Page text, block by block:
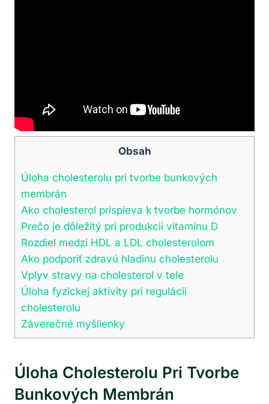
Obsah
Úloha cholesterolu pri tvorbe bunkových
membrán
Ako cholesterol prispieva k tvorbe hormónov
Prečo je dôležitý pri produkcii vitamínu D
Rozdiel medzi HDL a LDL cholesterolom
Ako podporiť zdravú hladinu cholesterolu
Vplyv stravy na cholesterol v tele
Úloha fyzickej aktivity pri regulácii
cholesterolu
Záverečné myšlienky
Úloha Cholesterolu Pri Tvorbe
Bunkových Membrán